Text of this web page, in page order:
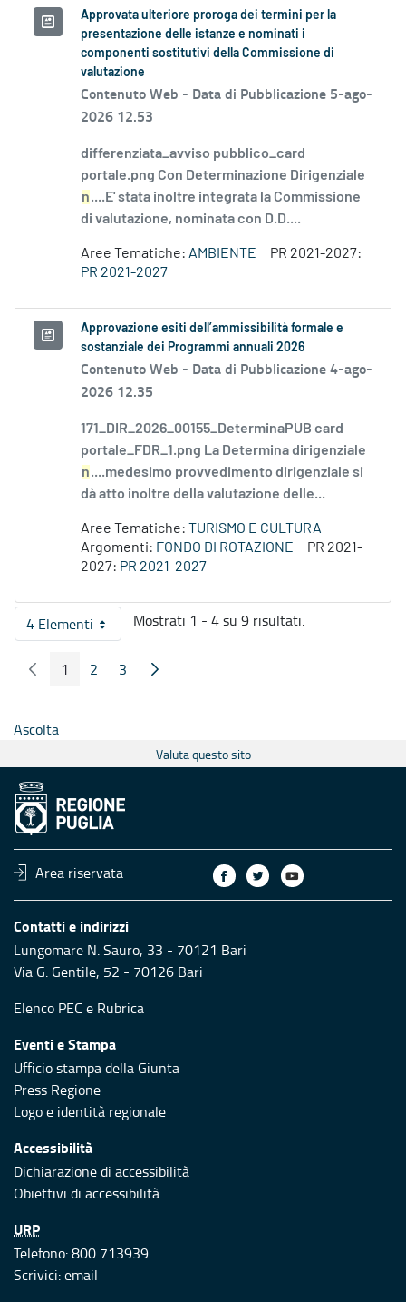
Approvata ulteriore proroga dei termini per la
presentazione delle istanze e nominati i
componenti sostitutivi della Commissione di
valutazione
Contenuto Web - Data di Pubblicazione 5-ago-
2026 12.53
differenziata_avviso pubblico_card
portale.png Con Determinazione Dirigenziale
n....E' stata inoltre integrata la Commissione
di valutazione, nominata con D.D....
Aree Tematiche: AMBIENTE
PR 2021-2027:
PR 2021-2027
Approvazione esiti dell’ammissibilità formale e
sostanziale dei Programmi annuali 2026
Contenuto Web - Data di Pubblicazione 4-ago-
2026 12.35
171_DIR_2026_00155_DeterminaPUB card
portale_FDR_1.png La Determina dirigenziale
n....medesimo provvedimento dirigenziale si
dà atto inoltre della valutazione delle...
Aree Tematiche: TURISMO E CULTURA
Argomenti: FONDO DI ROTAZIONE
PR 2021-
2027: PR 2021-2027
4 ElementiPer pagina
Mostrati 1 - 4 su 9 risultati.
Pagina Precedente
Pagina
1 Pagina
2 Pagina
3 Pagina Seguente
Ascolta
Valuta questo sito
Area riservata
Contatti e indirizzi
Lungomare N. Sauro, 33 - 70121 Bari
Via G. Gentile, 52 - 70126 Bari
Elenco PEC e Rubrica
Eventi e Stampa
Ufficio stampa della Giunta
Press Regione
Logo e identità regionale
Accessibilità
Dichiarazione di accessibilità
Obiettivi di accessibilità
URP
Telefono: 800 713939
Scrivici:email